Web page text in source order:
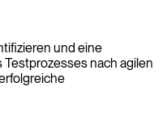
und eine
nach agilen